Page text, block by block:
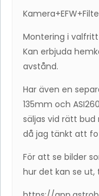
Montering i
Kan erbjuda
avstånd.
Har även en
135mm och
säljas vid rätt
då jag tänkt att
För att se bilder
hur det kan se